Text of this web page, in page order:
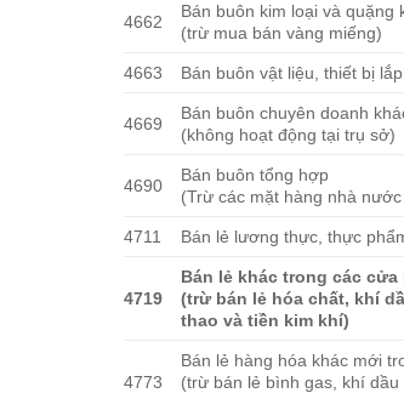
4662
Bán buôn kim loại và quặng
(trừ mua bán vàng miếng)
4663 Bán buôn vật liệu, thiết bị
4669
Bán buôn chuyên doanh
(không hoạt động tại trụ sở)
4690
Bán buôn tổng hợp
(Trừ các mặt hàng nhà
4711 Bán lẻ lương thực, thực
4719
Bán lẻ khác trong các
(trừ bán lẻ hóa chất, khí
thao và tiền kim khí)
4773
Bán lẻ hàng hóa khác mới
(trừ bán lẻ bình gas, khí